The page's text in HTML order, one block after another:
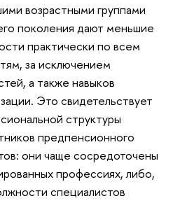
возрастными группами
поколения дают меньшие
практически по всем
за исключением
а также навыков
Это свидетельствует
структуры
предпенсионного
они чаще сосредоточены
профессиях, либо,
специалистов